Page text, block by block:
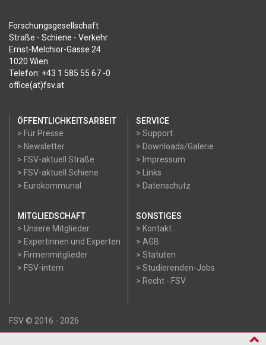
Forschungsgesellschaft
Straße - Schiene - Verkehr
Ernst-Melchior-Gasse 24
1020 Wien
Telefon: +43 1 585 55 67 -0
office(at)fsv.at
ÖFFENTLICHKEITSARBEIT
> Für Presse
> Newsletter
> FSV-aktuell Straße
> FSV-aktuell Schiene
> Eurokommunal
SERVICE
> Support
> Downloads/Galerie
> Impressum
> Links
> Datenschutz
MITGLIEDSCHAFT
> Unsere Mitglieder
> Expertinnen und Experten
> Firmenmitglieder
> FSV-intern
SONSTIGES
> Kontakt
> AGB
> Statuten
> Studierenden-Jobs
> Recht - FSV
FSV © 2016 - 2026